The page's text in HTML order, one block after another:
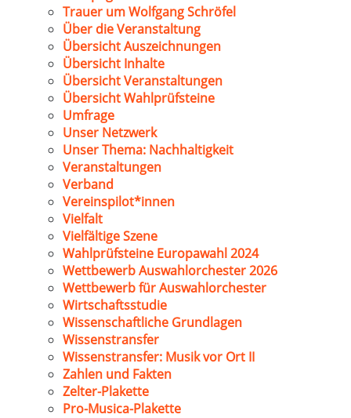
Trauer um Wolfgang Schröfel
Über die Veranstaltung
Übersicht Auszeichnungen
Übersicht Inhalte
Übersicht Veranstaltungen
Übersicht Wahlprüfsteine
Umfrage
Unser Netzwerk
Unser Thema: Nachhaltigkeit
Veranstaltungen
Verband
Vereinspilot*innen
Vielfalt
Vielfältige Szene
Wahlprüfsteine Europawahl 2024
Wettbewerb Auswahlorchester 2026
Wettbewerb für Auswahlorchester
Wirtschaftsstudie
Wissenschaftliche Grundlagen
Wissenstransfer
Wissenstransfer: Musik vor Ort II
Zahlen und Fakten
Zelter-Plakette
Pro-Musica-Plakette